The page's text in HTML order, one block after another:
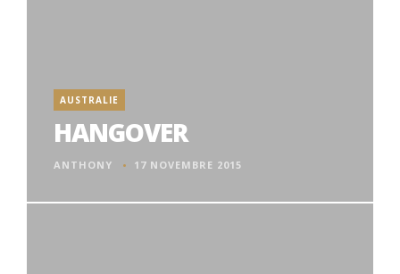
AUSTRALIE
HANGOVER
ANTHONY 17 NOVEMBRE 2015